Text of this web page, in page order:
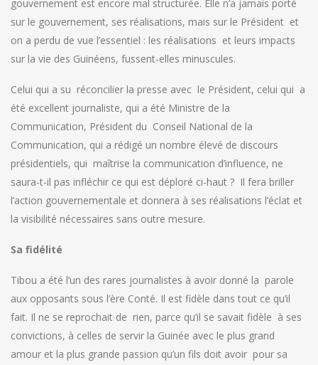
gouvernement est encore mal structurée. Elle n’a jamais porté
sur le gouvernement, ses réalisations, mais sur le Président et
on a perdu de vue l’essentiel : les réalisations et leurs impacts
sur la vie des Guinéens, fussent-elles minuscules.
Celui qui a su réconcilier la presse avec le Président, celui qui a
été excellent journaliste, qui a été Ministre de la
Communication, Président du Conseil National de la
Communication, qui a rédigé un nombre élevé de discours
présidentiels, qui maîtrise la communication d’influence, ne
saura-t-il pas infléchir ce qui est déploré ci-haut ? Il fera briller
l’action gouvernementale et donnera à ses réalisations l’éclat et
la visibilité nécessaires sans outre mesure.
Sa fidélité
Tibou a été l’un des rares journalistes à avoir donné la parole
aux opposants sous l’ère Conté. Il est fidèle dans tout ce qu’il
fait. Il ne se reprochait de rien, parce qu’il se savait fidèle à ses
convictions, à celles de servir la Guinée avec le plus grand
amour et la plus grande passion qu’un fils doit avoir pour sa